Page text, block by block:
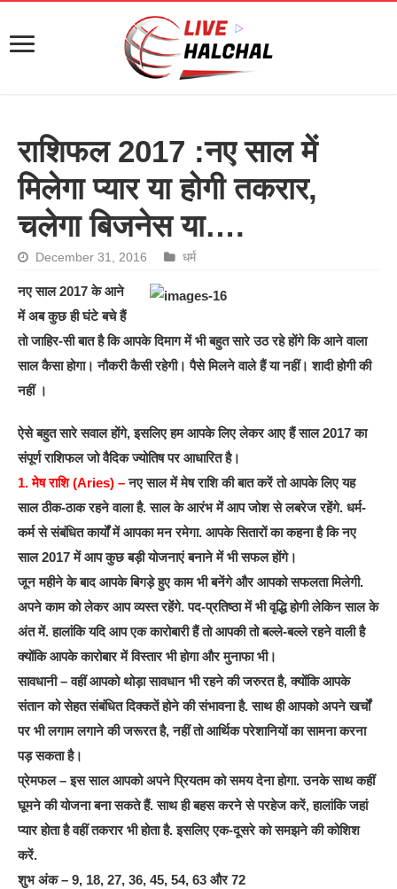
राशिफल 2017 :नए साल में
मिलेगा प्यार या होगी तकरार,
चलेगा बिजनेस या….
December 31, 2016 धर्म
नए साल 2017 के आने
में अब कुछ ही घंटे बचे हैं
तो जाहिर-सी बात है कि आपके दिमाग में भी बहुत सारे उठ रहे होंगे कि आने वाला
साल कैसा होगा। नौकरी कैसी रहेगी। पैसे मिलने वाले हैं या नहीं। शादी होगी की
नहीं ।
ऐसे बहुत सारे सवाल होंगे, इसलिए हम आपके लिए लेकर आए हैं साल 2017 का
संपूर्ण राशिफल जो वैदिक ज्योतिष पर आधारित है।
1. मेष राशि (Aries) –नए साल में मेष राशि की बात करें तो आपके लिए यह
साल ठीक-ठाक रहने वाला है. साल के आरंभ में आप जोश से लबरेज रहेंगे. धर्म-
कर्म से संबंधित कार्यों में आपका मन रमेगा. आपके सितारों का कहना है कि नए
साल 2017 में आप कुछ बड़ी योजनाएं बनाने में भी सफल होंगे।
जून महीने के बाद आपके बिगड़े हुए काम भी बनेंगे और आपको सफलता मिलेगी.
अपने काम को लेकर आप व्यस्त रहेंगे. पद-प्रतिष्ठा में भी वृद्धि होगी लेकिन साल के
अंत में. हालांकि यदि आप एक कारोबारी हैं तो आपकी तो बल्ले-बल्ले रहने वाली है
क्योंकि आपके कारोबार में विस्तार भी होगा और मुनाफा भी।
सावधानी – वहीं आपको थोड़ा सावधान भी रहने की जरुरत है, क्योंकि आपके
संतान को सेहत संबंधित दिक्कतें होने की संभावना है. साथ ही आपको अपने खर्चों
पर भी लगाम लगाने की जरूरत है, नहीं तो आर्थिक परेशानियों का सामना करना
पड़ सकता है।
प्रेमफल – इस साल आपको अपने प्रियतम को समय देना होगा. उनके साथ कहीं
घूमने की योजना बना सकते हैं. साथ ही बहस करने से परहेज करें, हालांकि जहां
प्यार होता है वहीं तकरार भी होता है. इसलिए एक-दूसरे को समझने की कोशिश
करें.
शुभ अंक – 9, 18, 27, 36, 45, 54, 63 और 72